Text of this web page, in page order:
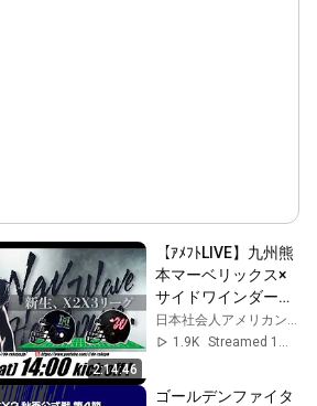
2:14:46
【ｱﾒﾌﾄLIVE】九州熊
本マーベリックス×
サイドワインダーズ
【2026X2X3Jrﾄｰﾅﾒﾝ
ﾄ】
日本社会人アメリカンフットボール協会_X2X3リーグ公式
1.9K
Streamed 1mo ago
ゴールデンファイタ